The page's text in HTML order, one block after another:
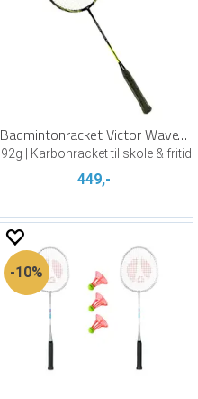
Badmintonracket Victor WaveTec Magan 5
92g | Karbonracket til skole & fritid
449,-
10%